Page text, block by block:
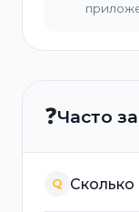
❓Часто
Q Сколько